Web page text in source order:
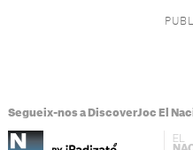
Segueix-nos a DiscoverJoc El